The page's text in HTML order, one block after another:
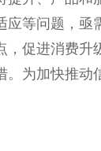
等问题，亟
促进消费升
为加快推动